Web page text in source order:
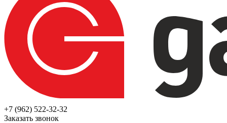
+7 (962) 522-32-32
Заказать звонок